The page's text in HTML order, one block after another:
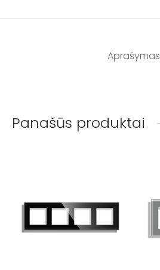
Aprašymas
Panašūs produktai